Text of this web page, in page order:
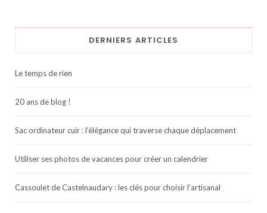
DERNIERS ARTICLES
Le temps de rien
20 ans de blog !
Sac ordinateur cuir : l’élégance qui traverse chaque déplacement
Utiliser ses photos de vacances pour créer un calendrier
Cassoulet de Castelnaudary : les clés pour choisir l’artisanal